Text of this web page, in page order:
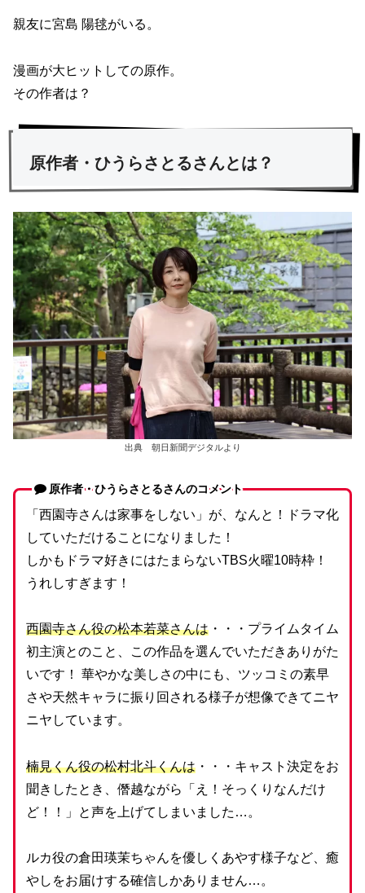
親友に宮島 陽毬がいる。
漫画が大ヒットしての原作。
その作者は？
原作者・ひうらさとるさんとは？
出典 朝日新聞デジタルより
原作者・ひうらさとるさんのコメント
「西園寺さんは家事をしない」が、なんと！ドラマ化
していただけることになりました！
しかもドラマ好きにはたまらないTBS火曜10時枠！
うれしすぎます！
西園寺さん役の松本若菜さんは・・・プライムタイム
初主演とのこと、この作品を選んでいただきありがた
いです！ 華やかな美しさの中にも、ツッコミの素早
さや天然キャラに振り回される様子が想像できてニヤ
ニヤしています。
楠見くん役の松村北斗くんは・・・キャスト決定をお
聞きしたとき、僭越ながら「え！そっくりなんだけ
ど！！」と声を上げてしまいました…。
ルカ役の倉田瑛茉ちゃんを優しくあやす様子など、癒
やしをお届けする確信しかありません…。